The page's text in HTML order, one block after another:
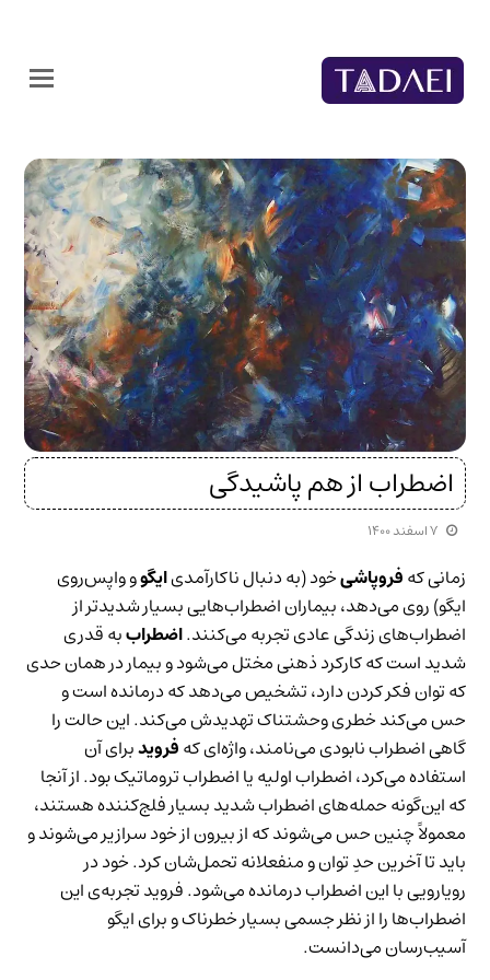
اضطراب از هم پاشیدگی
۷ اسفند ۱۴۰۰
زمانی کهفروپاشیخود (به دنبال ناکارآمدیایگوو واپس‌روی
ایگو) روی می‌دهد، بیماران اضطراب‌هایی بسیار شدیدتر از
اضطراب‌های زندگی عادی تجربه می‌کنند.اضطراببه قدری
شدید است که کارکرد ذهنی مختل می‌شود و بیمار در همان حدی
که توان فکر کردن دارد، تشخیص می‌دهد که درمانده است و
حس می‌کند خطری وحشتناک تهدیدش می‌کند. این حالت را
گاهی اضطراب نابودی می‌نامند، واژه‌ای کهفرویدبرای آن
استفاده می‌کرد، اضطراب اولیه یا اضطراب تروماتیک بود. از آنجا
که این‌گونه حمله‌های اضطراب شدید بسیار فلج‌کننده هستند،
معمولاً چنین حس می‌شوند که از بیرون از خود سرازیر می‌شوند و
باید تا آخرین حدِ توان و منفعلانه تحمل‌شان کرد. خود در
رویارویی با این اضطراب درمانده می‌شود. فروید تجربه‌ی این
اضطراب‌ها را از نظر جسمی بسیار خطرناک و برای ایگو
آسیب‌رسان می‌دانست.